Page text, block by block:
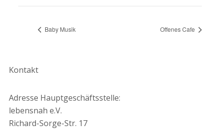
Baby Musik Offenes Cafe
Kontakt
Adresse Hauptgeschäftsstelle:
lebensnah e.V.
Richard-Sorge-Str. 17